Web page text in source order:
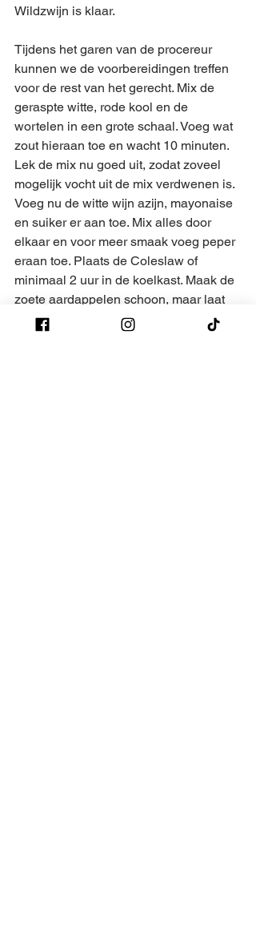
Wildzwijn is klaar.
Tijdens het garen van de procereur
kunnen we de voorbereidingen treffen
voor de rest van het gerecht. Mix de
geraspte witte, rode kool en de
wortelen in een grote schaal. Voeg wat
zout hieraan toe en wacht 10 minuten.
Lek de mix nu goed uit, zodat zoveel
mogelijk vocht uit de mix verdwenen is.
Voeg nu de witte wijn azijn, mayonaise
en suiker er aan toe. Mix alles door
elkaar en voor meer smaak voeg peper
eraan toe. Plaats de Coleslaw of
minimaal 2 uur in de koelkast. Maak de
zoete aardappelen schoon, maar laat
deze in de schil. Kook de aardappelen